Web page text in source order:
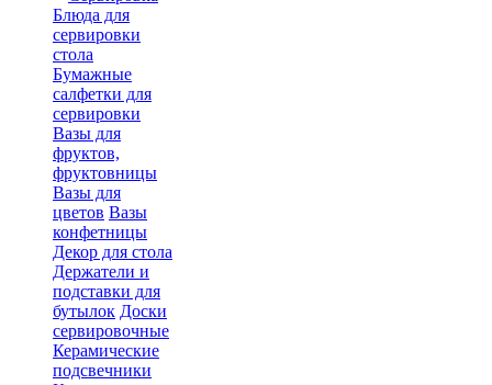
Блюда для
сервировки
стола
Бумажные
салфетки для
сервировки
Вазы для
фруктов,
фруктовницы
Вазы для
цветов Вазы
конфетницы
Декор для стола
Держатели и
подставки для
бутылок Доски
сервировочные
Керамические
подсвечники